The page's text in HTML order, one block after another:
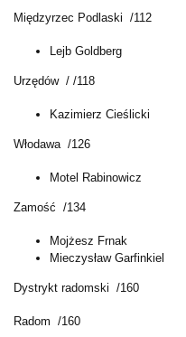
Międzyrzec Podlaski /112
Lejb Goldberg
Urzędów / /118
Kazimierz Cieślicki
Włodawa /126
Motel Rabinowicz
Zamość /134
Mojżesz Frnak
Mieczysław Garfinkiel
Dystrykt radomski /160
Radom /160